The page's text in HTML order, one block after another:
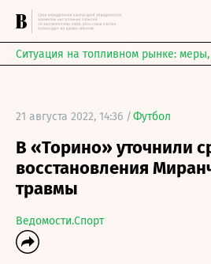
Ситуация на топливном рынке:
21 августа 2022, 14:36 /Футбол
В «Торино» уточнили
восстановления
травмы
Ведомости.Спорт